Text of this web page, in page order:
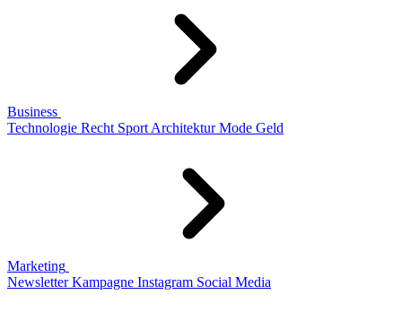
Business
Technologie Recht Sport Architektur Mode Geld
Marketing
Newsletter Kampagne Instagram Social Media